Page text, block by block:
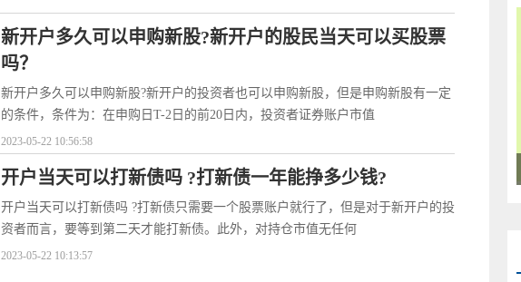
新开户多久可以申购新股?新开户的股民当天可以买股票
吗？
新开户多久可以申购新股?新开户的投资者也可以申购新股，但是申购新股有一定
的条件，条件为：在申购日T-2日的前20日内，投资者证券账户市值
2023-05-22 10:56:58
开户当天可以打新债吗 ?打新债一年能挣多少钱?
开户当天可以打新债吗 ?打新债只需要一个股票账户就行了，但是对于新开户的投
资者而言，要等到第二天才能打新债。此外，对持仓市值无任何
2023-05-22 10:13:57